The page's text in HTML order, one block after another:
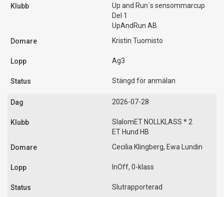
Up and Run´s sensommarcup
Del 1
UpAndRun AB
Kristin Tuomisto
Ag3
Stängd för anmälan
2026-07-28
SlalomET NOLLKLASS * 2
ET Hund HB
Cecilia Klingberg, Ewa Lundin
InOff, 0-klass
Slutrapporterad